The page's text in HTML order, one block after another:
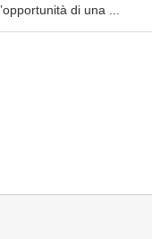
di una ...